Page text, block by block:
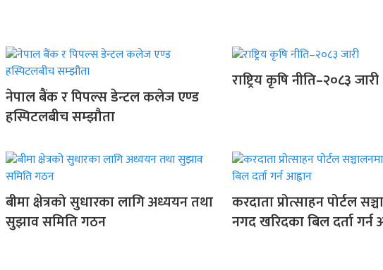
नेपाल बैंक र पिपल्स डेन्टल कलेज एण्ड
हस्पिटलबीच सम्झौता
राष्ट्रिय कृषि नीति–२०८३ जारी
बीमा क्षेत्रको सुधारका लागि अध्ययन तथा
सुझाव समिति गठन
करदाता प्रोत्साहन पोर्टल
नगद खरिदका बिल दर्ता गर्न